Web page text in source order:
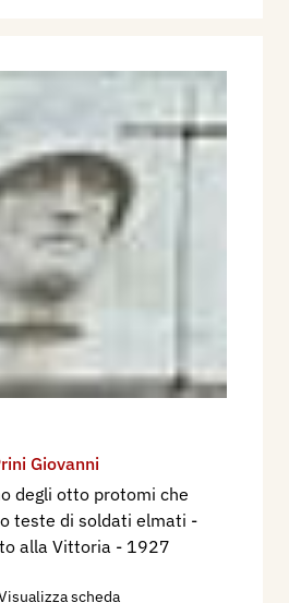
Giovanni
degli otto protomi che
teste di soldati elmati -
alla Vittoria - 1927
scheda